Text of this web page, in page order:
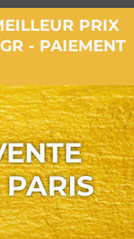
PRIX
- PAIEMENT
PARIS